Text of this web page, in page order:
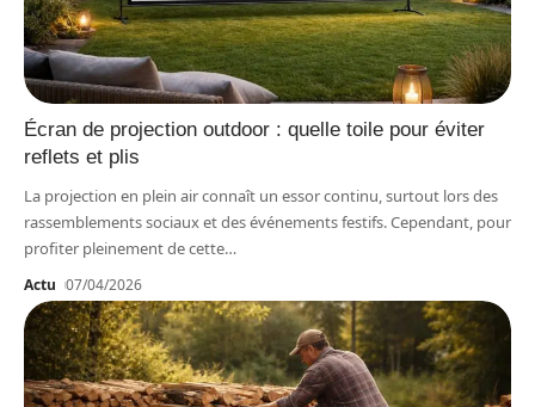
Écran de projection outdoor : quelle toile pour éviter
reflets et plis
La projection en plein air connaît un essor continu, surtout lors des
rassemblements sociaux et des événements festifs. Cependant, pour
profiter pleinement de cette…
Actu 07/04/2026